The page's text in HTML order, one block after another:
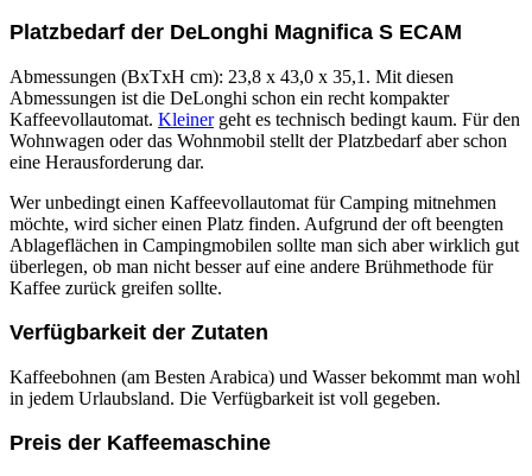
Platzbedarf der DeLonghi Magnifica S ECAM
Abmessungen (BxTxH cm): 23,8 x 43,0 x 35,1. Mit diesen
Abmessungen ist die DeLonghi schon ein recht kompakter
Kaffeevollautomat. Kleinergeht es technisch bedingt kaum. Für den
Wohnwagen oder das Wohnmobil stellt der Platzbedarf aber schon
eine Herausforderung dar.
Wer unbedingt einen Kaffeevollautomat für Camping mitnehmen
möchte, wird sicher einen Platz finden. Aufgrund der oft beengten
Ablageflächen in Campingmobilen sollte man sich aber wirklich gut
überlegen, ob man nicht besser auf eine andere Brühmethode für
Kaffee zurück greifen sollte.
Verfügbarkeit der Zutaten
Kaffeebohnen (am Besten Arabica) und Wasser bekommt man wohl
in jedem Urlaubsland. Die Verfügbarkeit ist voll gegeben.
Preis der Kaffeemaschine